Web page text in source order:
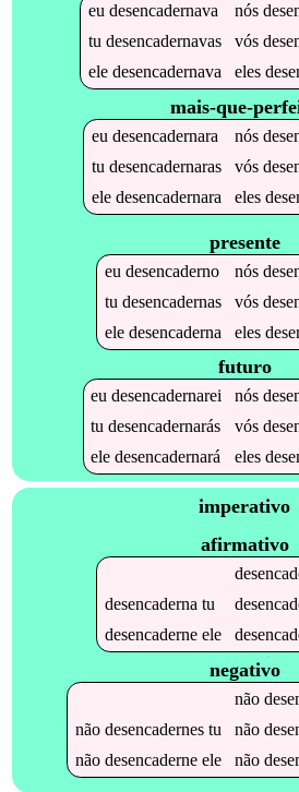
eu desencadernava nós
tu desencadernavas vós
ele desencadernava eles
mais-que-
eu desencadernara nós
tu desencadernaras vós
ele desencadernara eles
presente
eu desencaderno nós
tu desencadernas vós
ele desencaderna eles
futuro
eudesencadernarei nós
tudesencadernarás vós
eledesencadernará eles
imperativo
afirmativo
desencaderna tu
desencaderneele
negativo
não
não desencadernestu não
não desencaderneele não